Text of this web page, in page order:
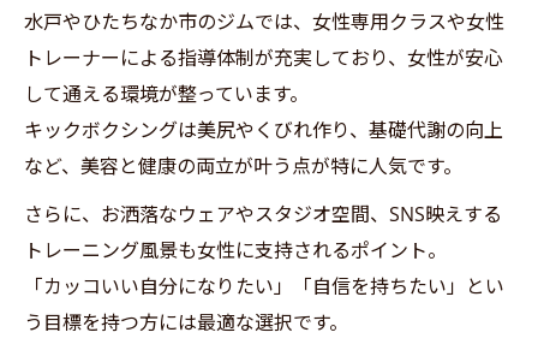
水戸やひたちなか市のジムでは、女性専用クラスや女性
トレーナーによる指導体制が充実しており、女性が安心
して通える環境が整っています。
キックボクシングは美尻やくびれ作り、基礎代謝の向上
など、美容と健康の両立が叶う点が特に人気です。
さらに、お洒落なウェアやスタジオ空間、SNS映えする
トレーニング風景も女性に支持されるポイント。
「カッコいい自分になりたい」「自信を持ちたい」とい
う目標を持つ方には最適な選択です。